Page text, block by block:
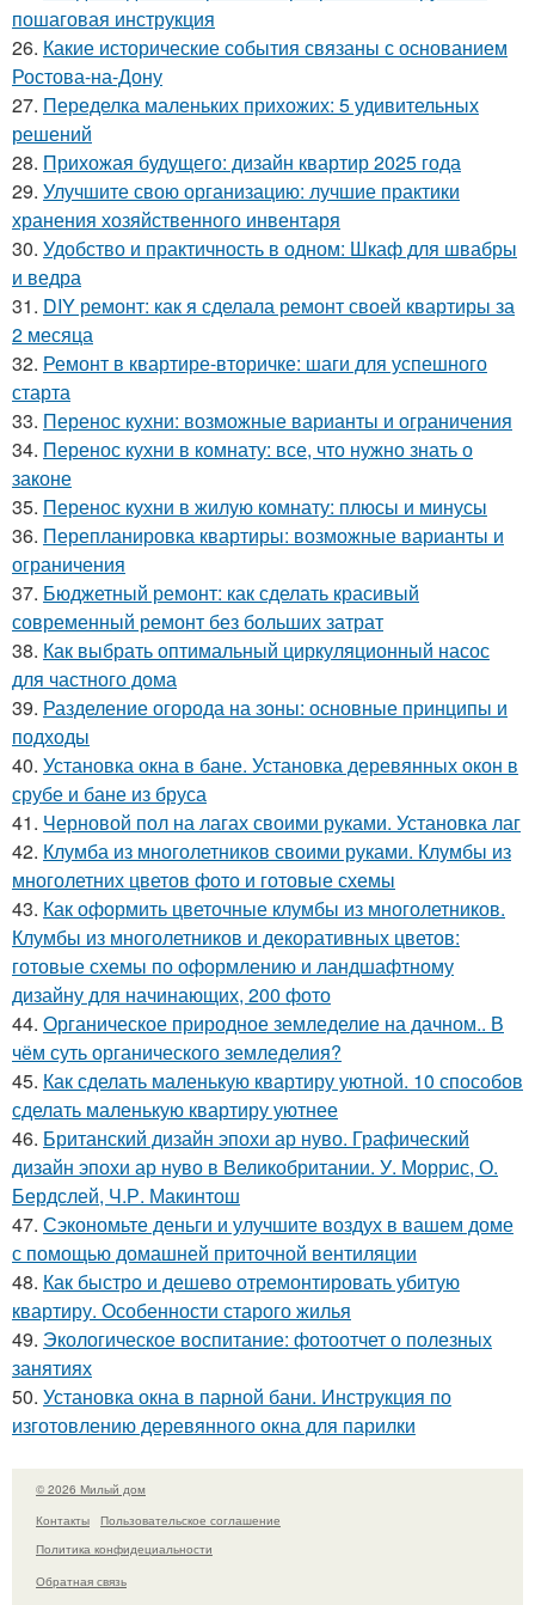
пошаговая инструкция
26. Какие исторические события связаны с основанием
Ростова-на-Дону
27. Переделка маленьких прихожих: 5 удивительных
решений
28. Прихожая будущего: дизайн квартир 2025 года
29. Улучшите свою организацию: лучшие практики
хранения хозяйственного инвентаря
30. Удобство и практичность в одном: Шкаф для швабры
и ведра
31. DIY ремонт: как я сделала ремонт своей квартиры за
2 месяца
32. Ремонт в квартире-вторичке: шаги для успешного
старта
33. Перенос кухни: возможные варианты и ограничения
34. Перенос кухни в комнату: все, что нужно знать о
законе
35. Перенос кухни в жилую комнату: плюсы и минусы
36. Перепланировка квартиры: возможные варианты и
ограничения
37. Бюджетный ремонт: как сделать красивый
современный ремонт без больших затрат
38. Как выбрать оптимальный циркуляционный насос
для частного дома
39. Разделение огорода на зоны: основные принципы и
подходы
40. Установка окна в бане. Установка деревянных окон в
срубе и бане из бруса
41. Черновой пол на лагах своими руками. Установка лаг
42. Клумба из многолетников своими руками. Клумбы из
многолетних цветов фото и готовые схемы
43. Как оформить цветочные клумбы из многолетников.
Клумбы из многолетников и декоративных цветов:
готовые схемы по оформлению и ландшафтному
дизайну для начинающих, 200 фото
44. Органическое природное земледелие на дачном.. В
чём суть органического земледелия?
45. Как сделать маленькую квартиру уютной. 10 способов
сделать маленькую квартиру уютнее
46. Британский дизайн эпохи ар нуво. Графический
дизайн эпохи ар нуво в Великобритании. У. Моррис, О.
Бердслей, Ч.Р. Макинтош
47. Сэкономьте деньги и улучшите воздух в вашем доме
с помощью домашней приточной вентиляции
48. Как быстро и дешево отремонтировать убитую
квартиру. Особенности старого жилья
49. Экологическое воспитание: фотоотчет о полезных
занятиях
50. Установка окна в парной бани. Инструкция по
изготовлению деревянного окна для парилки
© 2026 Милый дом
Контакты
Пользовательское соглашение
Политика конфидециальности
Обратная связь